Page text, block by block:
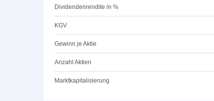
Dividendenrendite in %
KGV
Gewinn je Aktie
Anzahl Aktien
Marktkapitalisierung